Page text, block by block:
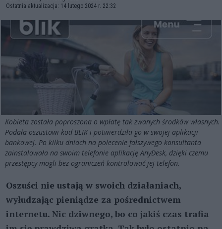
Ostatnia aktualizacja: 14 lutego 2024 r. 22:32
Kobieta została poproszona o wpłatę tak zwanych środków własnych.
Podała oszustowi kod BLIK i potwierdziła go w swojej aplikacji
bankowej. Po kilku dniach na polecenie fałszywego konsultanta
zainstalowała na swoim telefonie aplikację AnyDesk, dzięki czemu
przestępcy mogli bez ograniczeń kontrolować jej telefon.
Oszuści nie ustają w swoich działaniach,
wyłudzając pieniądze za pośrednictwem
internetu. Nic dziwnego, bo co jakiś czas trafia